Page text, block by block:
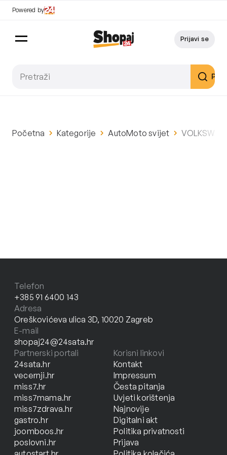
Powered by
Prijavi se
Početna Kategorije AutoMoto svijet
Telefon
+385 91 6400 143
Adresa
Oreškovićeva ulica 3D, 10020 Zagreb
E-mail
shopaj24@24sata.hr
Partnerski portali
24sata.hr
vecernji.hr
miss7.hr
miss7mama.hr
miss7zdrava.hr
gastro.hr
joomboos.hr
poslovni.hr
Korisni linkovi
Kontakt
Impressum
Česta pitanja
Uvjeti korištenja
Najnovije
Digitalni akt
Politika privatnosti
Prijava